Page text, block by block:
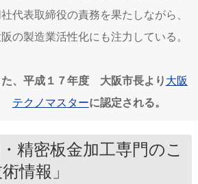
社代表取締役の責務を果たしながら、
の製造業活性化にも注力している。
た、平成１７年度 大阪市長より 大阪
テクノマスターに認定される。
精密板金加工専門のこ
情報」